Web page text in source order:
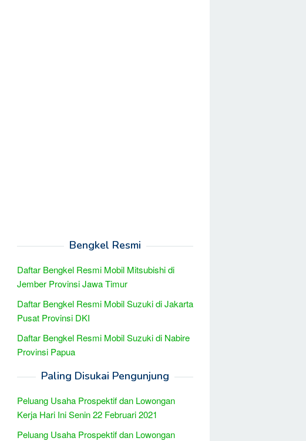
Bengkel Resmi
Daftar Bengkel Resmi Mobil Mitsubishi di
Jember Provinsi Jawa Timur
Daftar Bengkel Resmi Mobil Suzuki di Jakarta
Pusat Provinsi DKI
Daftar Bengkel Resmi Mobil Suzuki di Nabire
Provinsi Papua
Paling Disukai Pengunjung
Peluang Usaha Prospektif dan Lowongan
Kerja Hari Ini Senin 22 Februari 2021
Peluang Usaha Prospektif dan Lowongan